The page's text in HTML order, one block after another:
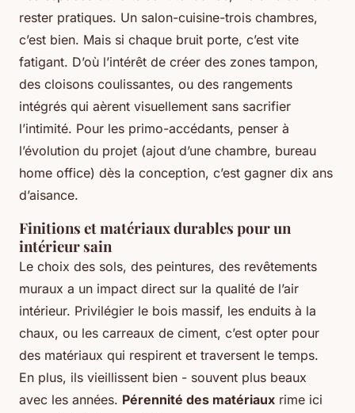
rester pratiques. Un salon-cuisine-trois chambres,
c’est bien. Mais si chaque bruit porte, c’est vite
fatigant. D’où l’intérêt de créer des zones tampon,
des cloisons coulissantes, ou des rangements
intégrés qui aèrent visuellement sans sacrifier
l’intimité. Pour les primo-accédants, penser à
l’évolution du projet (ajout d’une chambre, bureau
home office) dès la conception, c’est gagner dix ans
d’aisance.
Finitions et matériaux durables pour un
intérieur sain
Le choix des sols, des peintures, des revêtements
muraux a un impact direct sur la qualité de l’air
intérieur. Privilégier le bois massif, les enduits à la
chaux, ou les carreaux de ciment, c’est opter pour
des matériaux qui respirent et traversent le temps.
En plus, ils vieillissent bien - souvent plus beaux
avec les années. Pérennité des matériaux rime ici